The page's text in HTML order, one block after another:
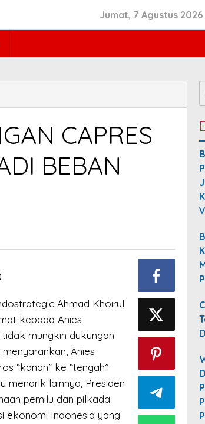
Jumat, 7 Agustus 2026
CAPRES
BEBAN
Ahmad Khoirul
kepada Anies
mungkin dukungan
Anies
“kanan” ke “tengah”
menarik lainnya, Presiden
pemilu dan pilkada
ekonomi Indonesia yang